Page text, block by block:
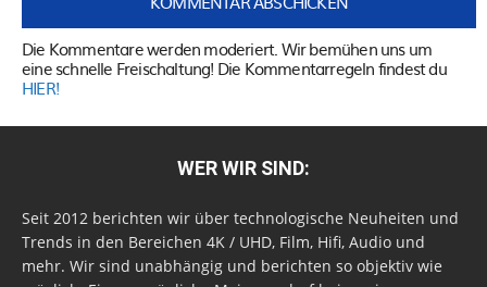
Die Kommentare werden moderiert. Wir bemühen uns um
eine schnelle Freischaltung! Die Kommentarregeln findest du
HIER!
WER WIR SIND:
Seit 2012 berichten wir über technologische Neuheiten und
Trends in den Bereichen 4K / UHD, Film, Hifi, Audio und
mehr. Wir sind unabhängig und berichten so objektiv wie